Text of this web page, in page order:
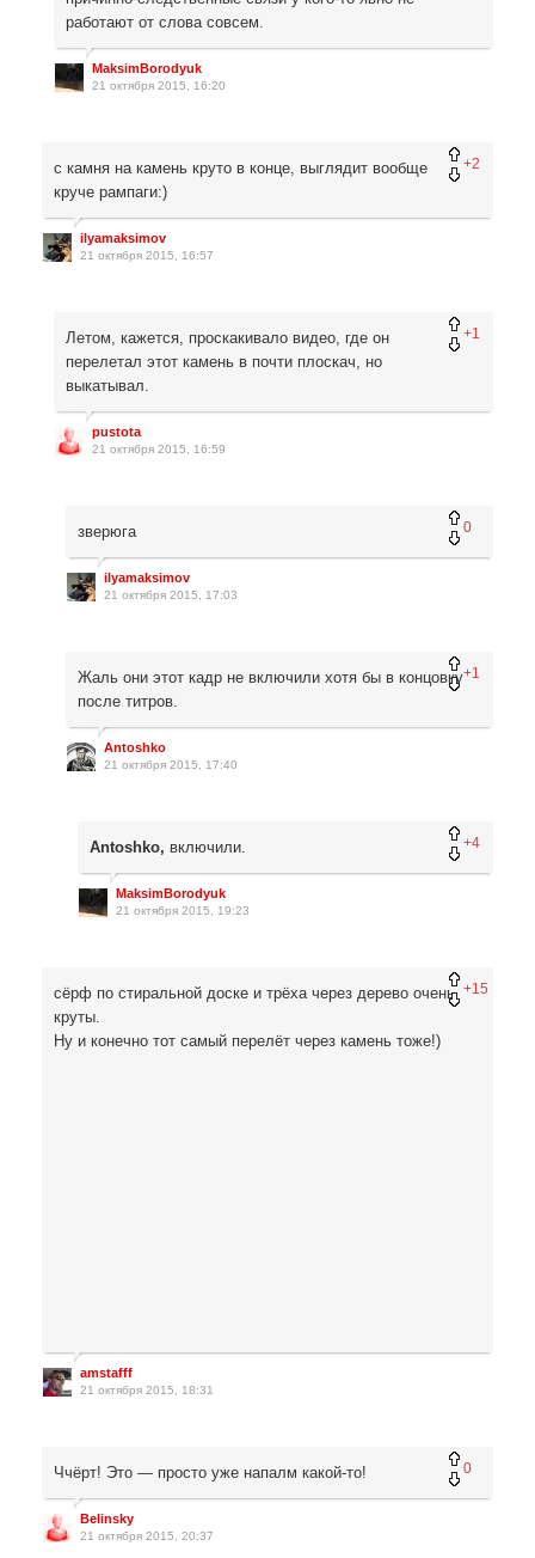
работают от слова совсем.
MaksimBorodyuk
21 октября 2015, 16:20
+2
с камня на камень круто в конце, выглядит вообще
круче рампаги:)
ilyamaksimov
21 октября 2015, 16:57
+1
Летом, кажется, проскакивало видео, где он
перелетал этот камень в почти плоскач, но
выкатывал.
pustota
21 октября 2015, 16:59
0
зверюга
ilyamaksimov
21 октября 2015, 17:03
+1
Жаль они этот кадр не включили хотя бы в концовку
после титров.
Antoshko
21 октября 2015, 17:40
+4
Antoshko, включили.
MaksimBorodyuk
21 октября 2015, 19:23
+15
сёрф по стиральной доске и трёха через дерево очень
круты.
Ну и конечно тот самый перелёт через камень тоже!)
amstafff
21 октября 2015, 18:31
0
Ччёрт! Это — просто уже напалм какой-то!
Belinsky
21 октября 2015, 20:37